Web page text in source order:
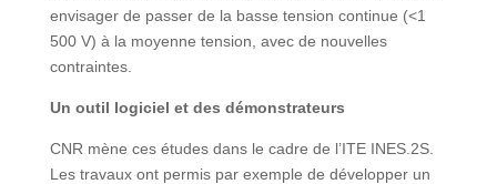
envisager de passer de la basse tension continue (<1
500 V) à la moyenne tension, avec de nouvelles
contraintes.
Un outil logiciel et des démonstrateurs
CNR mène ces études dans le cadre de l’ITE INES.2S.
Les travaux ont permis par exemple de développer un